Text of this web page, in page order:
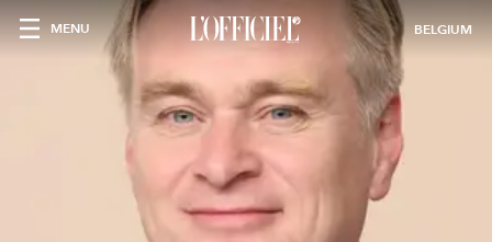
MENU BELGIUM